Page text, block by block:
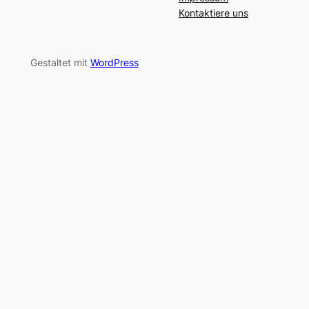
Kontaktiere uns
Gestaltet mit WordPress